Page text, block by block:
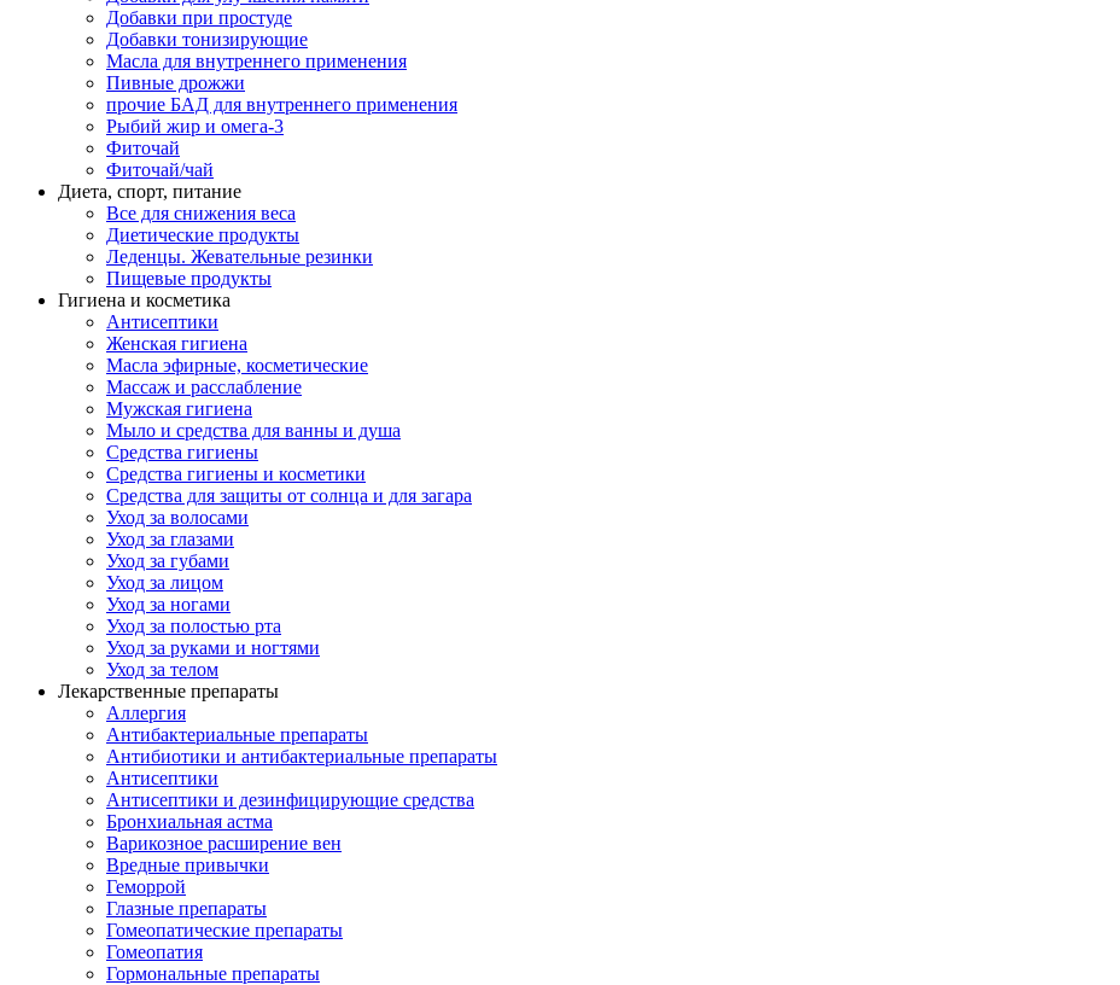
Добавки при простуде
Добавки тонизирующие
Масла для внутреннего применения
Пивные дрожжи
прочие БАД для внутреннего применения
Рыбий жир и омега-3
Фиточай
Фиточай/чай
Диета, спорт, питание
Все для снижения веса
Диетические продукты
Леденцы. Жевательные резинки
Пищевые продукты
Гигиена и косметика
Антисептики
Женская гигиена
Масла эфирные, косметические
Массаж и расслабление
Мужская гигиена
Мыло и средства для ванны и душа
Средства гигиены
Средства гигиены и косметики
Средства для защиты от солнца и для загара
Уход за волосами
Уход за глазами
Уход за губами
Уход за лицом
Уход за ногами
Уход за полостью рта
Уход за руками и ногтями
Уход за телом
Лекарственные препараты
Аллергия
Антибактериальные препараты
Антибиотики и антибактериальные препараты
Антисептики
Антисептики и дезинфицирующие средства
Бронхиальная астма
Варикозное расширение вен
Вредные привычки
Геморрой
Глазные препараты
Гомеопатические препараты
Гомеопатия
Гормональные препараты